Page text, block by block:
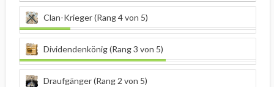
Clan-Krieger (Rang 4 von 5)
Dividendenkönig (Rang 3 von 5)
Draufgänger (Rang 2 von 5)